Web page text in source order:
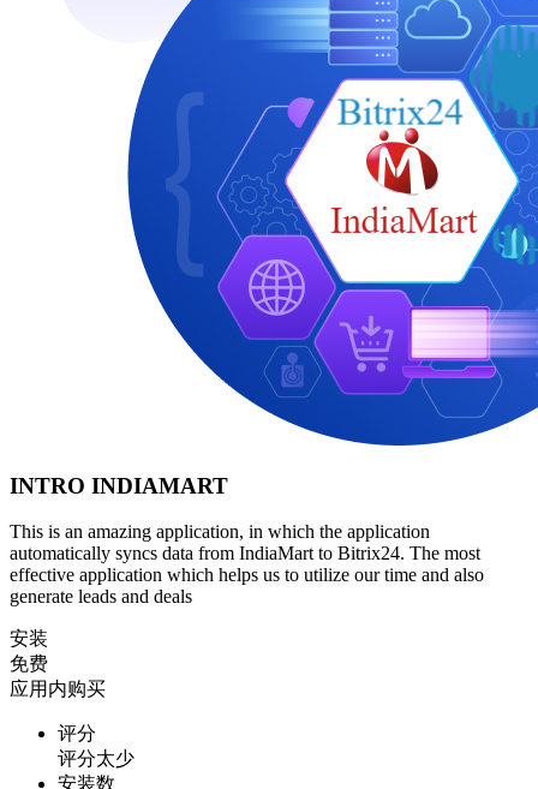
INTRO INDIAMART
This is an amazing application, in which the application
automatically syncs data from IndiaMart to Bitrix24. The most
effective application which helps us to utilize our time and also
generate leads and deals
安装
免费
应用内购买
评分
评分太少
安装数